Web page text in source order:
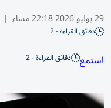
29 يوليو 2026 22:18 مساء |
دقائق القراءة - 2
استمع دقائق القراءة - 2